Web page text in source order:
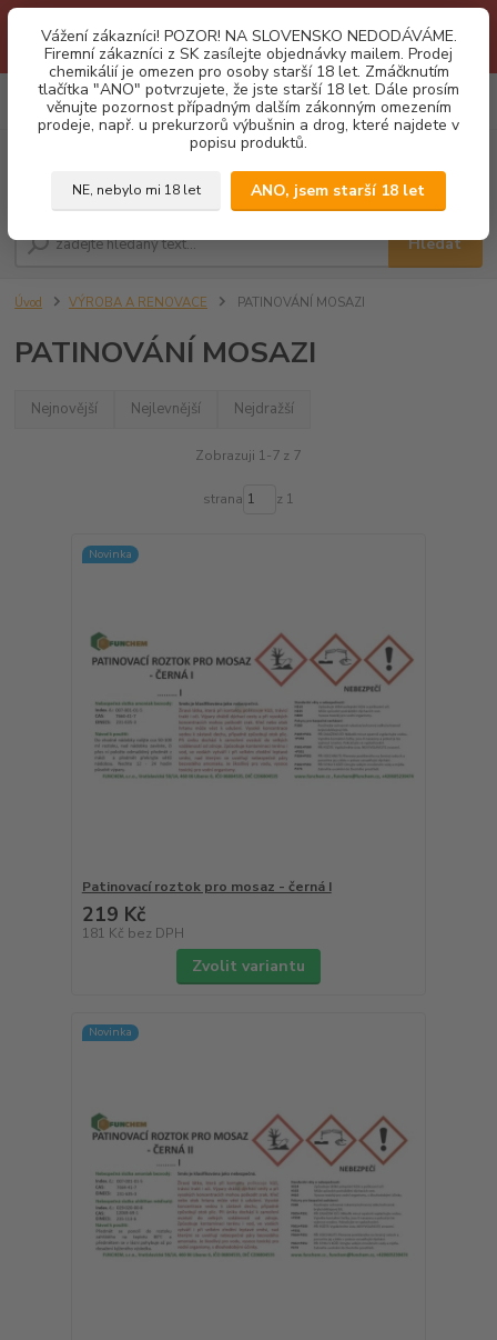
je neustálé porušování obchodních podmínek. Firemní zájemci o naše
produkty z SK zasílejte objednávky mailovou cestou. Děkujeme!
Vážení zákazníci! POZOR! NA SLOVENSKO NEDODÁVÁME.
Firemní zákazníci z SK zasílejte objednávky mailem. Prodej
chemikálií je omezen pro osoby starší 18 let. Zmáčknutím
tlačítka "ANO" potvrzujete, že jste starší 18 let. Dále prosím
věnujte pozornost případným dalším zákonným omezením
prodeje, např. u prekurzorů výbušnin a drog, které najdete v
popisu produktů.
NE, nebylo mi 18 let ANO, jsem starší 18 let
Menu
CZK
Hledat
0
za0,00 Kč
Úvod VÝROBA A RENOVACE PATINOVÁNÍ MOSAZI
PATINOVÁNÍ MOSAZI
Nejnovější Nejlevnější Nejdražší
Zobrazuji 1-7 z 7
strana z 1
Novinka
Patinovací roztok pro mosaz - černá I
219 Kč
181 Kč bez DPH
Zvolit variantu
Novinka